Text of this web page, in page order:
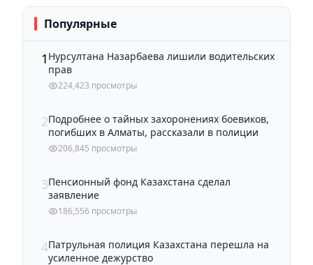
Популярные
1 Нурсултана Назарбаева лишили водительских
прав
224,423 просмотры
2Подробнее о тайных захоронениях боевиков,
погибших в Алматы, рассказали в полиции
206,845 просмотры
3Пенсионный фонд Казахстана сделал
заявление
186,556 просмотры
4Патрульная полиция Казахстана перешла на
усиленное дежурство